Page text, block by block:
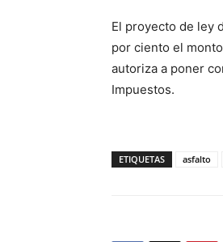
El proyecto de ley
por ciento el
autoriza a poner
Impuestos.
ETIQUETAS asfalto